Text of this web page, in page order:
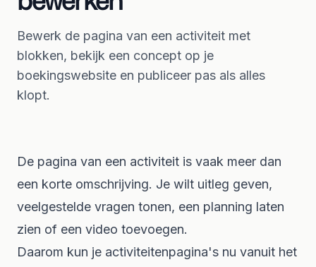
Bewerk de pagina van een activiteit met
blokken, bekijk een concept op je
boekingswebsite en publiceer pas als alles
klopt.
De pagina van een activiteit is vaak meer dan
een korte omschrijving. Je wilt uitleg geven,
veelgestelde vragen tonen, een planning laten
zien of een video toevoegen.
Daarom kun je activiteitenpagina's nu vanuit het